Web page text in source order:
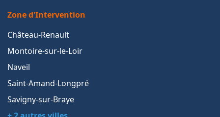
Zone d'Intervention
Château-Renault
Montoire-sur-le-Loir
Naveil
Saint-Amand-Longpré
Savigny-sur-Braye